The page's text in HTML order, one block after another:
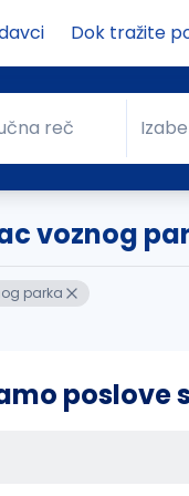
Dok tražite
rečreč Grad
voznog
parka
poslove